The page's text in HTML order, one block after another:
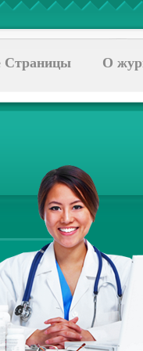
Страницы О